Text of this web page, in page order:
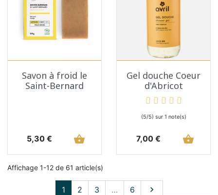
Savon à froid le
Saint-Bernard
Prix
5,30 € shopping_basket
Gel douche Coeur
d'Abricot
(5/5) sur 1 note(s)
Prix
7,00 € shopping_basket
Affichage 1-12 de 61 article(s)
1 2 3 … 6 Suivant
